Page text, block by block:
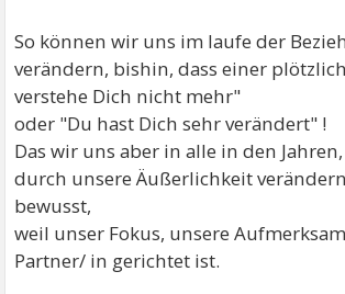
So können wir uns im laufe der
verändern, bishin, dass einer
verstehe Dich nicht mehr"
oder "Du hast Dich sehr verändert" !
Das wir uns aber in alle in den
durch unsere Äußerlichkeit
bewusst,
weil unser Fokus, unsere
Partner/ in gerichtet ist.